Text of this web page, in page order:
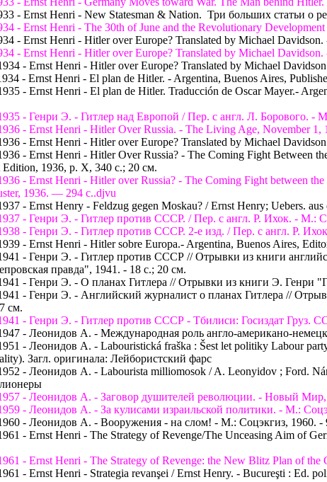
- Ernst Henri - New Statesman & Nation. Три больших статьи о
- Ernst Henri - The 30th of June and the Revolutionary
- Ernst Henri - Hitler over Europe? Translated by Michael
- Ernst Henri - Hitler over Europe? Translated by Michael
- Ernst Henri - Hitler over Europe? Translated by Michael
- Ernst Henri - El plan de Hitler. - Argentina, Buenos Aires,
- Ernst Henri - El plan de Hitler. Traducción de Oscar Mayer.-
- Генри Э. - Гитлер над Европой / Пер. с англ. Л. Борового. -
- Ernst Henri - Hitler Over Russia. - The Living Age, November 1,
- Ernst Henri - Hitler over Europe? Translated by Michael
- Ernst Henri - Hitler Over Russia? - The Coming Fight Between
Edition, 1936, p. X, 340 с.; 20 см.
- Ernst Henri - Hitler over Russia? - The Coming Fight between
1936. — 294 с..djvu
- Ernst Henry - Feldzug gegen Moskau? / Ernst Henry; Uebers.
- Генри Э. - Гитлер против СССР. / Пер. с англ. Р. Ихок. - М.:
- Генри Э. - Гитлер против СССР. 2-е изд. / Пер. с англ. Р.
- Ernst Henri - Hitler sobre Europa.- Argentina, Buenos Aires,
- Генри Э. - Гитлер против СССР // Отрывки из книги
правда", 1941. - 18 с.; 20 см.
- Генри Э. - О планах Гитлера // Отрывки из книги Э. Генри
- Генри Э. - Английский журналист о планах Гитлера //
см.
- Генри Э. - Гитлер против СССР - Тбилиси: Госиздат Груз.
- Леонидов А. - Международная роль англо-американо-
- Леонидов А. - Labouristická fraška : Šest let politiky Labour
Загл. оригинала: Лейбористский фарс
- Леонидов А. - Labourista milliomosok / A. Leonyidov ; Ford.
- Леонидов А. - Заговор душителей революции. - Новый
- Леонидов А. - За кулисами израильской политики. - М.:
- Леонидов А. - Вооружения - на слом! - М.: Соцэкгиз, 1960. -
- Ernst Henri - The Strategy of Revenge/The Unceasing Aim of
- Ernst Henri - The Strategy of Revenge: the New Blitz Plan of
- Ernst Henri - Strategia revanşei / Ernst Henry. - Bucureşti : Ed.